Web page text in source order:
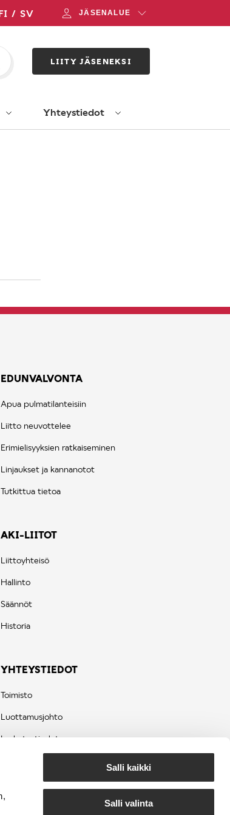
Salli kaikki
Salli valinta
SV JÄSENALUE
LIITY JÄSENEKSI
Yhteystiedot
EDUNVALVONTA
Apua pulmatilanteisiin
Liitto neuvottelee
Erimielisyyksien ratkaiseminen
Linjaukset ja kannanotot
Tutkittua tietoa
AKI-LIITOT
Liittoyhteisö
Hallinto
Säännöt
Historia
YHTEYSTIEDOT
Toimisto
Luottamusjohto
Laskutustiedot